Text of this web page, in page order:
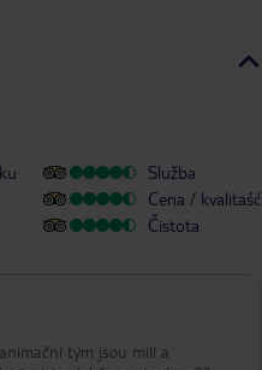
Služba
Cena / kvalitaść
Čistota
tým jsou milí a